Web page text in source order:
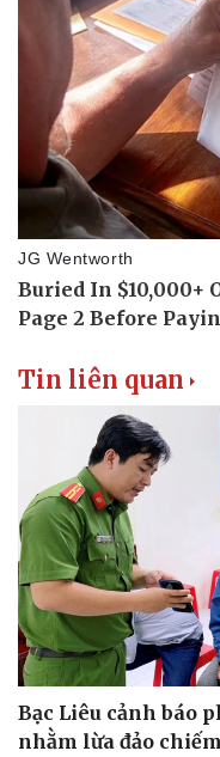
Tin liên quan
Bạc Liêu cảnh báo
nhằm lừa đảo